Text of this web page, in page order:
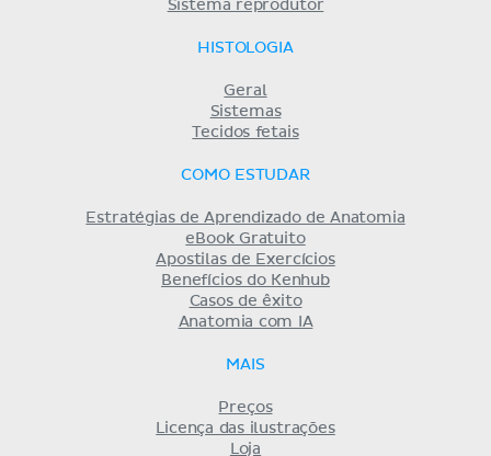
Sistema reprodutor
HISTOLOGIA
Geral
Sistemas
Tecidos fetais
COMO ESTUDAR
Estratégias de Aprendizado de Anatomia
eBook Gratuito
Apostilas de Exercícios
Benefícios do Kenhub
Casos de êxito
Anatomia com IA
MAIS
Preços
Licença das ilustrações
Loja